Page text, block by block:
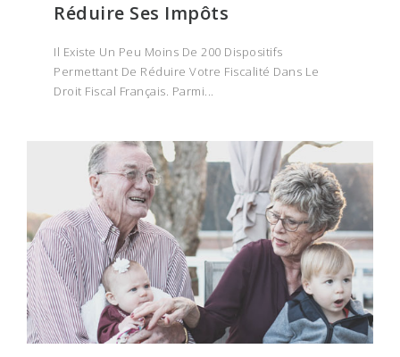
Réduire Ses Impôts
Il Existe Un Peu Moins De 200 Dispositifs
Permettant De Réduire Votre Fiscalité Dans Le
Droit Fiscal Français. Parmi...